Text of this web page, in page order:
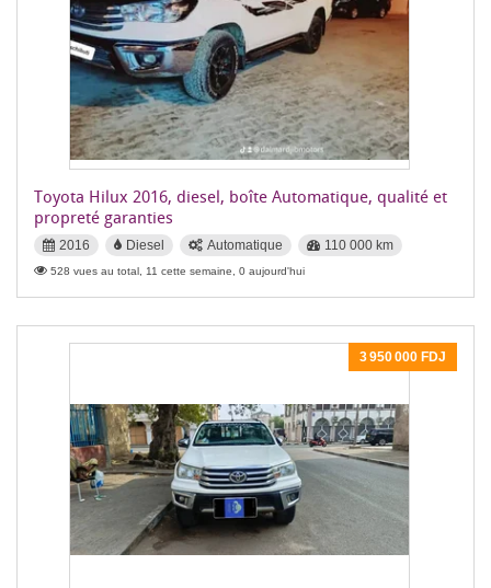
Toyota Hilux 2016, diesel, boîte Automatique, qualité et
propreté garanties
2016 Diesel Automatique 110 000 km
528 vues au total, 11 cette semaine, 0 aujourd'hui
3 950 000 FDJ